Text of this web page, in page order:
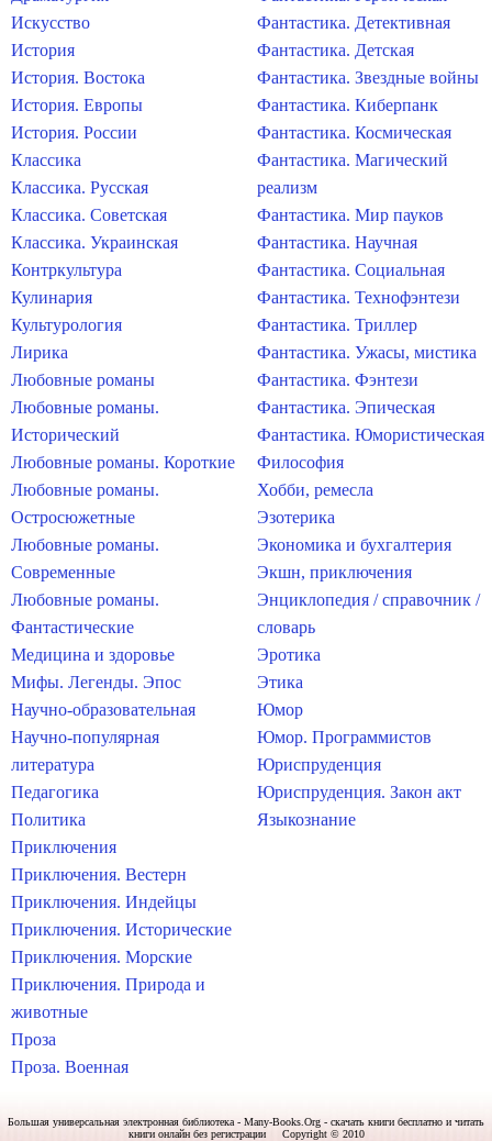
Искусство
История
История. Востока
История. Европы
История. России
Классика
Классика. Русская
Классика. Советская
Классика. Украинская
Контркультура
Кулинария
Культурология
Лирика
Любовные романы
Любовные романы.
Исторический
Любовные романы. Короткие
Любовные романы.
Остросюжетные
Любовные романы.
Современные
Любовные романы.
Фантастические
Медицина и здоровье
Мифы. Легенды. Эпос
Научно-образовательная
Научно-популярная
литература
Педагогика
Политика
Приключения
Приключения. Вестерн
Приключения. Индейцы
Приключения. Исторические
Приключения. Морские
Приключения. Природа и
животные
Проза
Проза. Военная
Фантастика. Детективная
Фантастика. Детская
Фантастика. Звездные войны
Фантастика. Киберпанк
Фантастика. Космическая
Фантастика. Магический
реализм
Фантастика. Мир пауков
Фантастика. Научная
Фантастика. Социальная
Фантастика. Технофэнтези
Фантастика. Триллер
Фантастика. Ужасы, мистика
Фантастика. Фэнтези
Фантастика. Эпическая
Фантастика. Юмористическая
Философия
Хобби, ремесла
Эзотерика
Экономика и бухгалтерия
Экшн, приключения
Энциклопедия / справочник /
словарь
Эротика
Этика
Юмор
Юмор. Программистов
Юриспруденция
Юриспруденция. Закон акт
Языкознание
Большая универсальная электронная библиотека - Many-Books.Org - скачать книги бесплатно и читать
книги онлайн без регистрации Copyright © 2010